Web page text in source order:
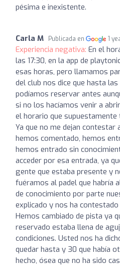
pésima e inexistente.
Carla M Publicada en 1
Experiencia negativa: En el
las 17:30, en la app de
esas horas, pero llamamos
del club nos dice que hasta las
podíamos reservar antes
si no los hacíamos venir a
el horario que
Ya que no me dejan contestar
hemos comentado, hemos
hemos entrado sin
acceder por esa entrada, ya
gente que estaba presente y
fuéramos al padel que habría
de conocimiento por parte
explicado y nos ha
Hemos cambiado de pista ya
reservado estaba llena de
condiciones. Usted nos ha
quedar hasta y 30 que había
hecho, ósea que no ha sido